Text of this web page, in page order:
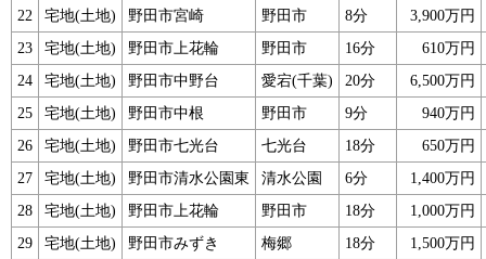
22 宅地(土地) 野田市宮崎 野田市 8分
3,900万円
23
宅地(土地) 野田市上花輪 野田市 16分
610万円
24
宅地(土地) 野田市中野台 愛宕(千葉) 20分
6,500万円
25
宅地(土地) 野田市中根 野田市 9分
940万円
26
宅地(土地) 野田市七光台 七光台 18分
650万円
27
宅地(土地) 野田市清水公園東 清水公園 6分
1,400万円
28
宅地(土地) 野田市上花輪 野田市 18分
1,000万円
29
宅地(土地) 野田市みずき 梅郷 18分
1,500万円